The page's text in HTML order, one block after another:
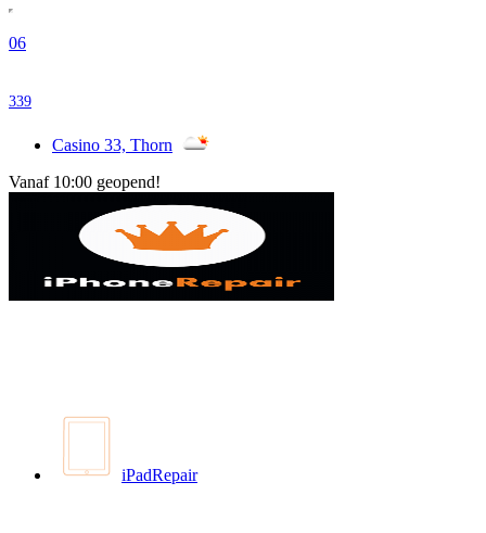
06
339
Casino 33, Thorn
Vanaf 10:00 geopend!
iPadRepair